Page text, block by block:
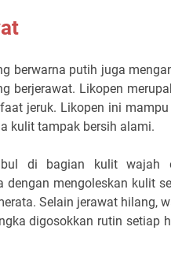
berwarna putih juga
berjerawat. Likopen
jeruk. Likopen ini
kulit tampak bersih alami.
di bagian kulit wajah
dengan mengoleskan kulit
Selain jerawat hilang,
digosokkan rutin setiap